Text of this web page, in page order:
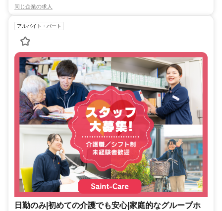
同じ企業の求人
アルバイト・パート
日勤のみ|初めての介護でも安心|家庭的なグループホ